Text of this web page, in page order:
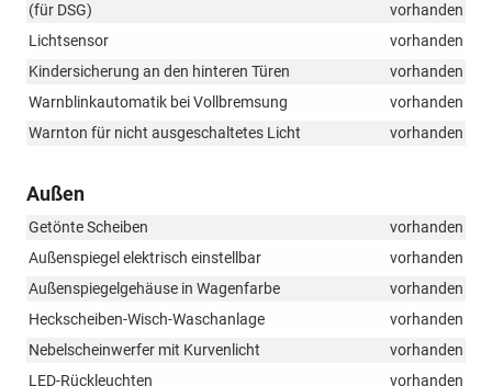
(für DSG)
vorhanden
Lichtsensor
vorhanden
Kindersicherung an den hinteren Türen
vorhanden
Warnblinkautomatik bei Vollbremsung
vorhanden
Warnton für nicht ausgeschaltetes Licht
vorhanden
Außen
Getönte Scheiben
vorhanden
Außenspiegel elektrisch einstellbar
vorhanden
Außenspiegelgehäuse in Wagenfarbe
vorhanden
Heckscheiben-Wisch-Waschanlage
vorhanden
Nebelscheinwerfer mit Kurvenlicht
vorhanden
LED-Rückleuchten
vorhanden